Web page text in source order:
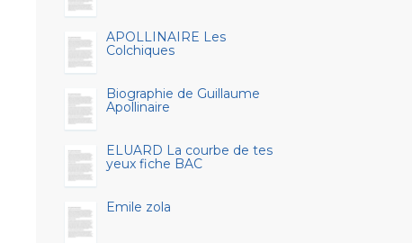
APOLLINAIRE Les
Colchiques
Biographie de Guillaume
Apollinaire
ELUARD La courbe de tes
yeux fiche BAC
Emile zola